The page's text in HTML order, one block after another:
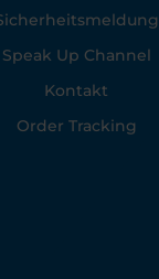
Speak Up Channel
Kontakt
Order Tracking